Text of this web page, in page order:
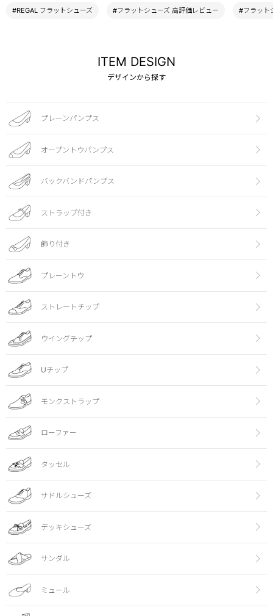
#REGAL フラットシューズ #フラットシューズ 高評価レビュー #フラット
ITEM DESIGN
デザインから探す
プレーンパンプス
オープントウパンプス
バックバンドパンプス
ストラップ付き
飾り付き
プレーントウ
ストレートチップ
ウイングチップ
Uチップ
モンクストラップ
ローファー
タッセル
サドルシューズ
デッキシューズ
サンダル
ミュール